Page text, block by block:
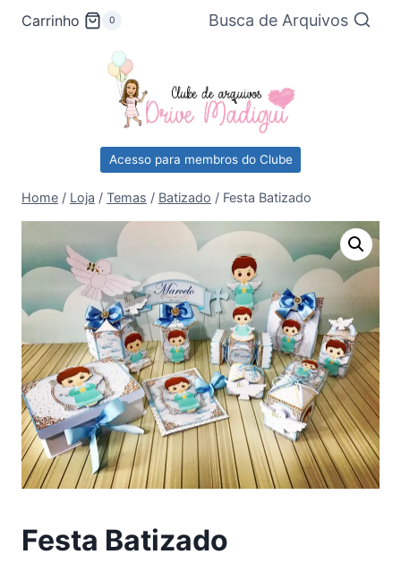
Pular
Carrinho 0 Busca de Arquivos
Acesso para membros do Clube
Home / Loja / Temas / Batizado / Festa Batizado
Festa Batizado